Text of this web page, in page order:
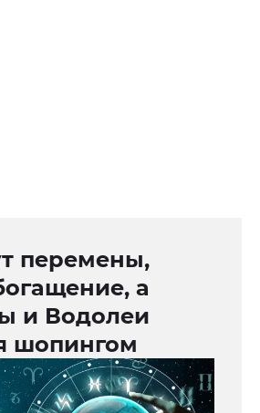
перемены,
а
и Водолеи
шопингом